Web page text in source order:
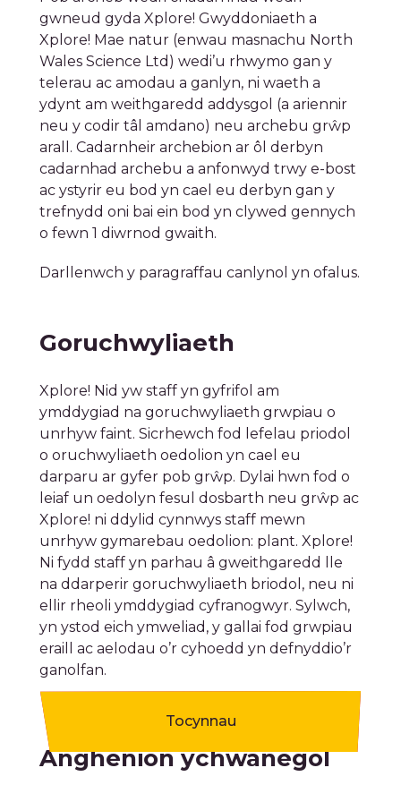
Tocynnau
gwneud gyda Xplore! Gwyddoniaeth a
Xplore! Mae natur (enwau masnachu North
Wales Science Ltd) wedi’u rhwymo gan y
telerau ac amodau a ganlyn, ni waeth a
ydynt am weithgaredd addysgol (a ariennir
neu y codir tâl amdano) neu archebu grŵp
arall. Cadarnheir archebion ar ôl derbyn
cadarnhad archebu a anfonwyd trwy e-bost
ac ystyrir eu bod yn cael eu derbyn gan y
trefnydd oni bai ein bod yn clywed gennych
o fewn 1 diwrnod gwaith.
Darllenwch y paragraffau canlynol yn ofalus.
Goruchwyliaeth
Xplore! Nid yw staff yn gyfrifol am
ymddygiad na goruchwyliaeth grwpiau o
unrhyw faint. Sicrhewch fod lefelau priodol
o oruchwyliaeth oedolion yn cael eu
darparu ar gyfer pob grŵp. Dylai hwn fod o
leiaf un oedolyn fesul dosbarth neu grŵp ac
Xplore! ni ddylid cynnwys staff mewn
unrhyw gymarebau oedolion: plant. Xplore!
Ni fydd staff yn parhau â gweithgaredd lle
na ddarperir goruchwyliaeth briodol, neu ni
ellir rheoli ymddygiad cyfranogwyr. Sylwch,
yn ystod eich ymweliad, y gallai fod grwpiau
eraill ac aelodau o’r cyhoedd yn defnyddio’r
ganolfan.
Anghenion ychwanegol